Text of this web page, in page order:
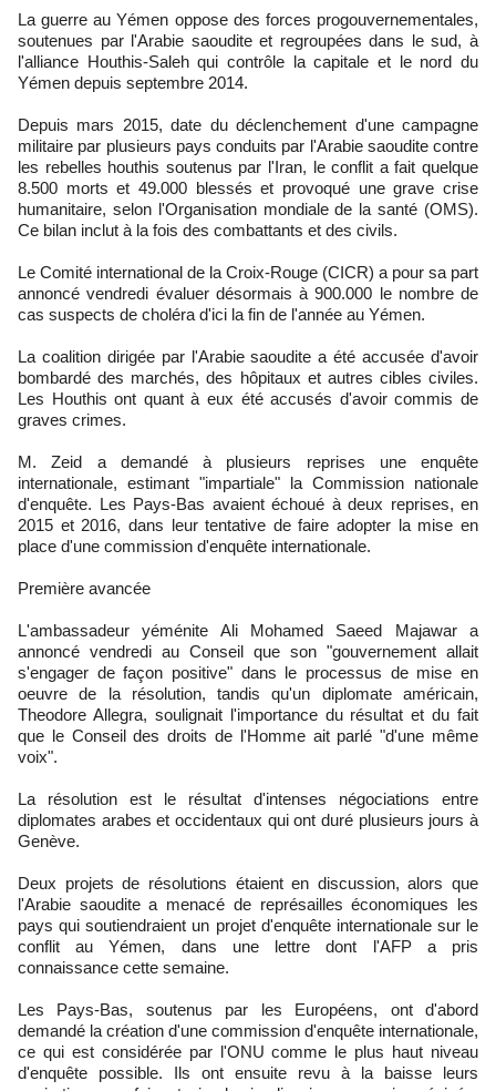
La guerre au Yémen oppose des forces progouvernementales,
soutenues par l'Arabie saoudite et regroupées dans le sud, à
l'alliance Houthis-Saleh qui contrôle la capitale et le nord du
Yémen depuis septembre 2014.
Depuis mars 2015, date du déclenchement d'une campagne
militaire par plusieurs pays conduits par l'Arabie saoudite contre
les rebelles houthis soutenus par l'Iran, le conflit a fait quelque
8.500 morts et 49.000 blessés et provoqué une grave crise
humanitaire, selon l'Organisation mondiale de la santé (OMS).
Ce bilan inclut à la fois des combattants et des civils.
Le Comité international de la Croix-Rouge (CICR) a pour sa part
annoncé vendredi évaluer désormais à 900.000 le nombre de
cas suspects de choléra d'ici la fin de l'année au Yémen.
La coalition dirigée par l'Arabie saoudite a été accusée d'avoir
bombardé des marchés, des hôpitaux et autres cibles civiles.
Les Houthis ont quant à eux été accusés d'avoir commis de
graves crimes.
M. Zeid a demandé à plusieurs reprises une enquête
internationale, estimant "impartiale" la Commission nationale
d'enquête. Les Pays-Bas avaient échoué à deux reprises, en
2015 et 2016, dans leur tentative de faire adopter la mise en
place d'une commission d'enquête internationale.
Première avancée
L'ambassadeur yéménite Ali Mohamed Saeed Majawar a
annoncé vendredi au Conseil que son "gouvernement allait
s'engager de façon positive" dans le processus de mise en
oeuvre de la résolution, tandis qu'un diplomate américain,
Theodore Allegra, soulignait l'importance du résultat et du fait
que le Conseil des droits de l'Homme ait parlé "d'une même
voix".
La résolution est le résultat d'intenses négociations entre
diplomates arabes et occidentaux qui ont duré plusieurs jours à
Genève.
Deux projets de résolutions étaient en discussion, alors que
l'Arabie saoudite a menacé de représailles économiques les
pays qui soutiendraient un projet d'enquête internationale sur le
conflit au Yémen, dans une lettre dont l'AFP a pris
connaissance cette semaine.
Les Pays-Bas, soutenus par les Européens, ont d'abord
demandé la création d'une commission d'enquête internationale,
ce qui est considérée par l'ONU comme le plus haut niveau
d'enquête possible. Ils ont ensuite revu à la baisse leurs